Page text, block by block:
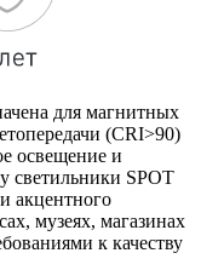
для магнитных
(CRI>90)
освещение и
светильники SPOT
акцентного
музеях, магазинах
к качеству